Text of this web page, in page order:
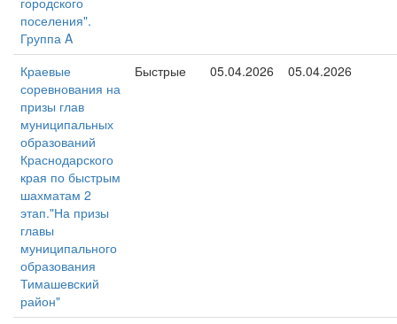
поселения".
Группа A
Краевые
соревнования на
призы глав
муниципальных
образований
Краснодарского
края по быстрым
шахматам 2
этап."На призы
главы
муниципального
образования
Тимашевский
район"
Быстрые 05.04.2026 05.04.2026